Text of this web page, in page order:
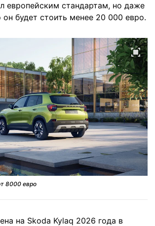
европейским стандартам, но даже
он будет стоить менее 20 000 евро.
8000 евро
на Skoda Kylaq 2026 года в